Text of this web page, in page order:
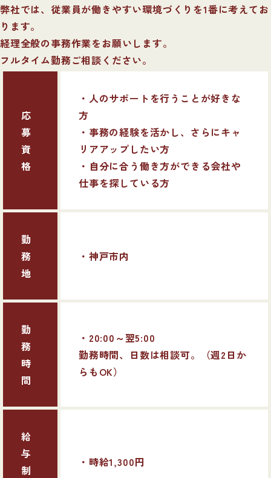
弊社では、従業員が働きやすい環境づくりを1番に考えてお
ります。
経理全般の事務作業をお願いします。
フルタイム勤務ご相談ください。
応
募
資
格
・人のサポートを行うことが好きな
方
・事務の経験を活かし、さらにキャ
リアアップしたい方
・自分に合う働き方ができる会社や
仕事を探している方
勤
務
地
・神戸市内
勤
務
時
間
・20:00～翌5:00
勤務時間、日数は相談可。（週2日か
らもOK）
給
与
制
・時給1,300円